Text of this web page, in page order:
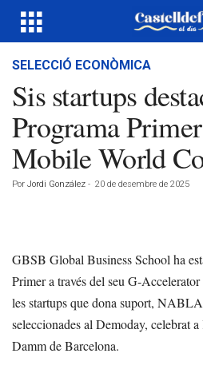
SELECCIÓ ECONÒMICA
Sis startups
Programa
Mobile World
Por Jordi González - 20 de desembre de 2025
GBSB Global Business School ha
Primer a través del seu G-
les startups que dona suport,
seleccionades al Demoday, celebrat
Damm de Barcelona.